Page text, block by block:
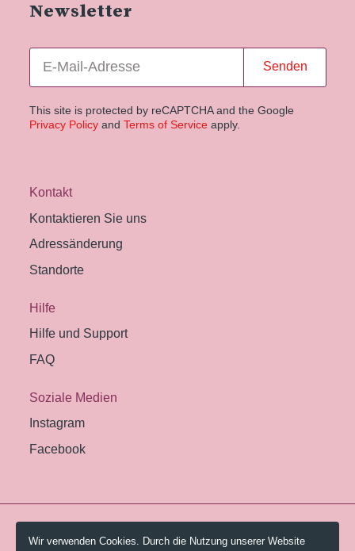
Newsletter
Senden
This site is protected by reCAPTCHA and the Google
Privacy Policyand Terms of Service apply.
Kontakt
Kontaktieren Sie uns
Adressänderung
Standorte
Hilfe
Hilfe und Support
FAQ
Soziale Medien
Instagram
Facebook
© 2026 Pestalozzi-Bibliothek Zürich.
Wir verwenden Cookies. Durch die Nutzung unserer Website